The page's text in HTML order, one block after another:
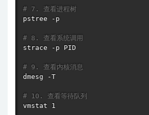
# 7. 查看进程树
pstree -p
# 8. 查看系统调用
strace -p PID
# 9. 查看内核消息
dmesg -T
# 10. 查看等待队列
vmstat 1